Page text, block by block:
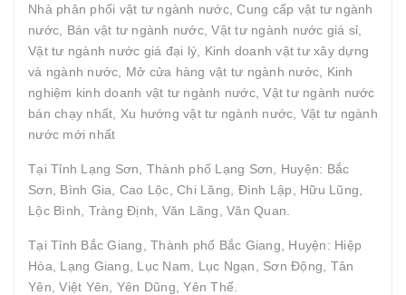
Nhà phân phối vật tư ngành nước, Cung cấp vật tư ngành
nước, Bán vật tư ngành nước, Vật tư ngành nước giá sỉ,
Vật tư ngành nước giá đại lý, Kinh doanh vật tư xây dựng
và ngành nước, Mở cửa hàng vật tư ngành nước, Kinh
nghiệm kinh doanh vật tư ngành nước, Vật tư ngành nước
bán chạy nhất, Xu hướng vật tư ngành nước, Vật tư ngành
nước mới nhất
Tại Tỉnh Lạng Sơn, Thành phố Lạng Sơn, Huyện: Bắc
Sơn, Bình Gia, Cao Lộc, Chi Lăng, Đình Lập, Hữu Lũng,
Lộc Bình, Tràng Định, Văn Lãng, Văn Quan.
Tại Tỉnh Bắc Giang, Thành phố Bắc Giang, Huyện: Hiệp
Hòa, Lạng Giang, Lục Nam, Lục Ngạn, Sơn Động, Tân
Yên, Việt Yên, Yên Dũng, Yên Thế.